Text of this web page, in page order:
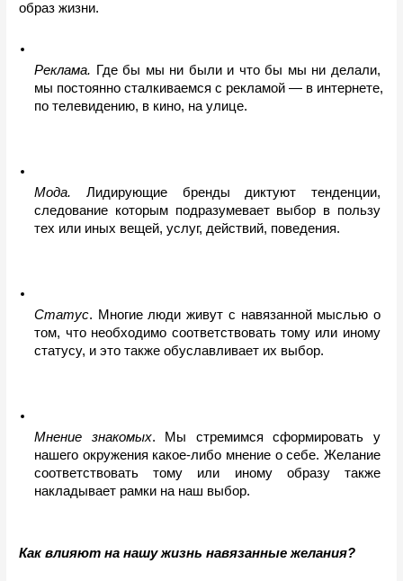
образ жизни.
Реклама. Где бы мы ни были и что бы мы ни делали,
мы постоянно сталкиваемся с рекламой — в интернете,
по телевидению, в кино, на улице.
Мода. Лидирующие бренды диктуют тенденции,
следование которым подразумевает выбор в пользу
тех или иных вещей, услуг, действий, поведения.
Статус. Многие люди живут с навязанной мыслью о
том, что необходимо соответствовать тому или иному
статусу, и это также обуславливает их выбор.
Мнение знакомых. Мы стремимся сформировать у
нашего окружения какое-либо мнение о себе. Желание
соответствовать тому или иному образу также
накладывает рамки на наш выбор.
Как влияют на нашу жизнь навязанные желания?